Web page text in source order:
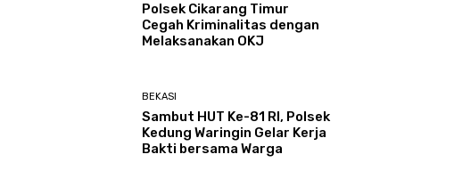
Polsek Cikarang Timur
Cegah Kriminalitas dengan
Melaksanakan OKJ
BEKASI
Sambut HUT Ke-81 RI, Polsek
Kedung Waringin Gelar Kerja
Bakti bersama Warga